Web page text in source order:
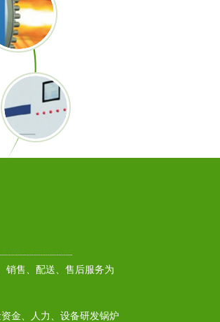
销售、配送、售后服务为
金、人力、设备研发锅炉